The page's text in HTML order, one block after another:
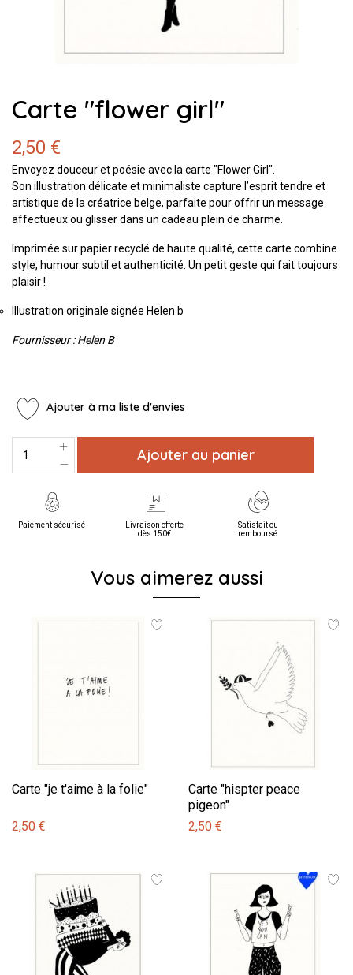
Carte "flower girl"
2,50 €
Envoyez douceur et poésie avec la carte "Flower Girl".
Son illustration délicate et minimaliste capture l’esprit tendre et
artistique de la créatrice belge, parfaite pour offrir un message
affectueux ou glisser dans un cadeau plein de charme.
Imprimée sur papier recyclé de haute qualité, cette carte combine
style, humour subtil et authenticité. Un petit geste qui fait toujours
plaisir !
Illustration originale signée Helen b
Fournisseur : Helen B
Ajouter à ma liste d'envies
Ajouter au panier
Paiement sécurisé
Livraison offerte
dès 150€
Satisfait ou
remboursé
Vous aimerez aussi
Carte "je t'aime à la folie"
2,50 €
Carte "hispter peace
pigeon"
2,50 €